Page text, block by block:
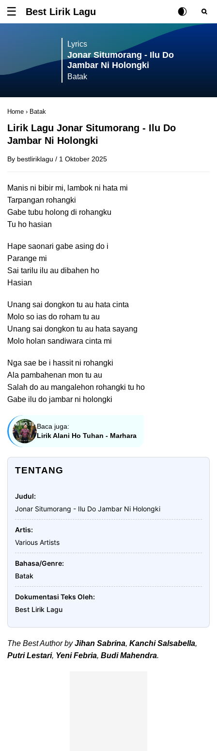
Tombol untuk membuka atau menutup menu
Best Lirik Lagu Rubah Posisi
Tombol
Lyrics
Jonar Situmorang - Ilu Do
Jambar Ni Holongki
Batak
Home › Batak
Lirik Lagu Jonar Situmorang - Ilu Do
Jambar Ni Holongki
By bestliriklagu / 1 Oktober 2025
Manis ni bibir mi, lambok ni hata mi
Tarpangan rohangki
Gabe tubu holong di rohangku
Tu ho hasian
Hape saonari gabe asing do i
Parange mi
Sai tarilu ilu au dibahen ho
Hasian
Unang sai dongkon tu au hata cinta
Molo so ias do roham tu au
Unang sai dongkon tu au hata sayang
Molo holan sandiwara cinta mi
Nga sae be i hassit ni rohangki
Ala pambahenan mon tu au
Salah do au mangalehon rohangki tu ho
Gabe ilu do jambar ni holongki
Baca juga:
Lirik Alani Ho Tuhan - Marhara
TENTANG
Judul
Jonar Situmorang - Ilu Do Jambar Ni Holongki
Artis
Various Artists
Bahasa/Genre
Batak
Dokumentasi Teks Oleh
Best Lirik Lagu
The Best Author byJihan Sabrina, Kanchi Salsabella,
Putri Lestari, Yeni Febria, Budi Mahendra.